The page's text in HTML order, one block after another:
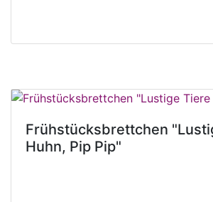
Frühstücksbrettchen
Huhn, Pip Pip"